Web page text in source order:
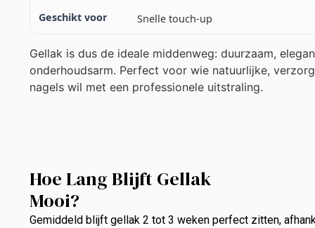
Snelle touch-up
Gellak is dus de ideale middenweg: duurzaam,
onderhoudsarm. Perfect voor wie natuurlijke,
nagels wil met een professionele uitstraling.
Hoe Lang Blijft Gellak
Mooi?
Gemiddeld blijft gellak 2 tot 3 weken perfect zitten,